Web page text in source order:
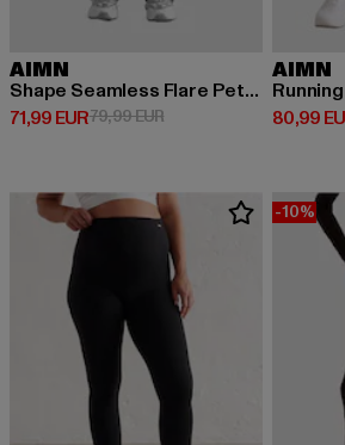
AIMN
Shape Seamless Flare Petite
71,99 EUR
Derzeitiger Preis: 71,99 EUR
79,99 EURAktionspreis: 79,99 EUR
AIMN
Running
80,99
-10%